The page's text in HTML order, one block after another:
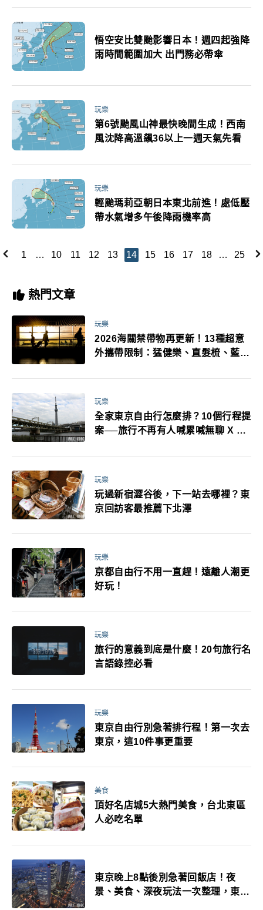
悟空安比雙颱影響日本！週四起強降
雨時間範圍加大 出門務必帶傘
玩樂
第6號颱風山神最快晚間生成！西南
風沈降高溫飆36以上一週天氣先看
玩樂
輕颱瑪莉亞朝日本東北前進！處低壓
帶水氣增多午後降雨機率高
1 … 10 11 12 13 14 15 16 17 18 … 25
熱門文章
玩樂
2026海關禁帶物再更新！13種超意
外攜帶限制：猛健樂、直髮梳、藍牙
萬！注意事項一次看！
玩樂
全家東京自由行怎麼排？10個行程提
案──旅行不再有人喊累喊無聊 X 爸
玩樂
玩過新宿澀谷後，下一站去哪裡？東
京回訪客最推薦下北澤
玩樂
京都自由行不用一直趕！遠離人潮更
好玩！
玩樂
旅行的意義到底是什麼！20句旅行名
言語錄控必看
玩樂
東京自由行別急著排行程！第一次去
東京，這10件事更重要
美食
頂好名店城5大熱門美食，台北東區
人必吃名單
東京晚上8點後別急著回飯店！夜
景、美食、深夜玩法一次整理，東京